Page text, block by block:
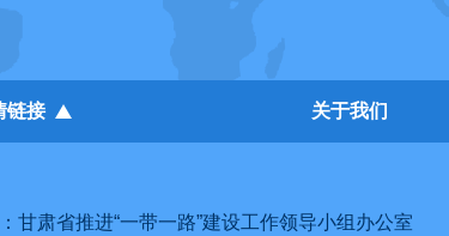
链接 关于我们
甘肃省推进“一带一路”建设工作领导小组办公室